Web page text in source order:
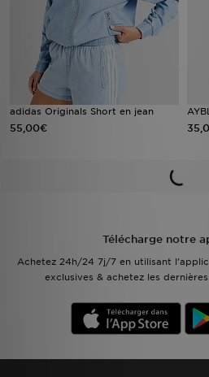
adidas Originals Short en jean
55,00€
Télécharge notre
Achetez 24h/24 7j/7 en utilisant
exclusives & achetez les